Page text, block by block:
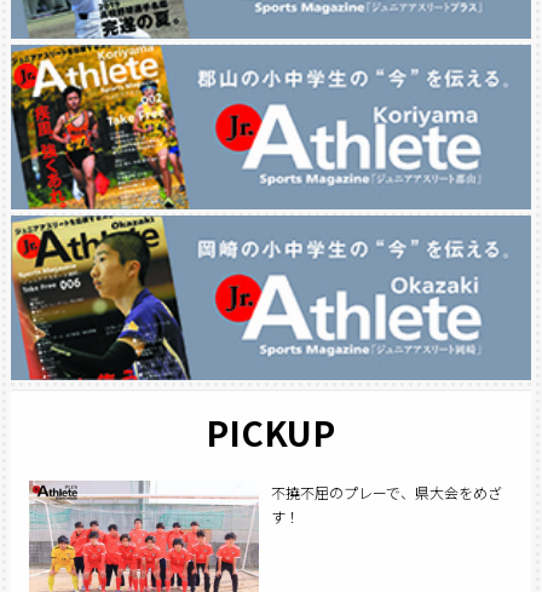
PICKUP
不撓不屈のプレーで、県大会をめざ
す！